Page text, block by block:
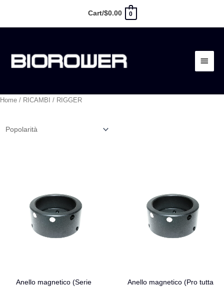
Cart/$0.00 0
Home / RICAMBI / RIGGER
Anello magnetico (Serie
Anello magnetico (Pro tutta